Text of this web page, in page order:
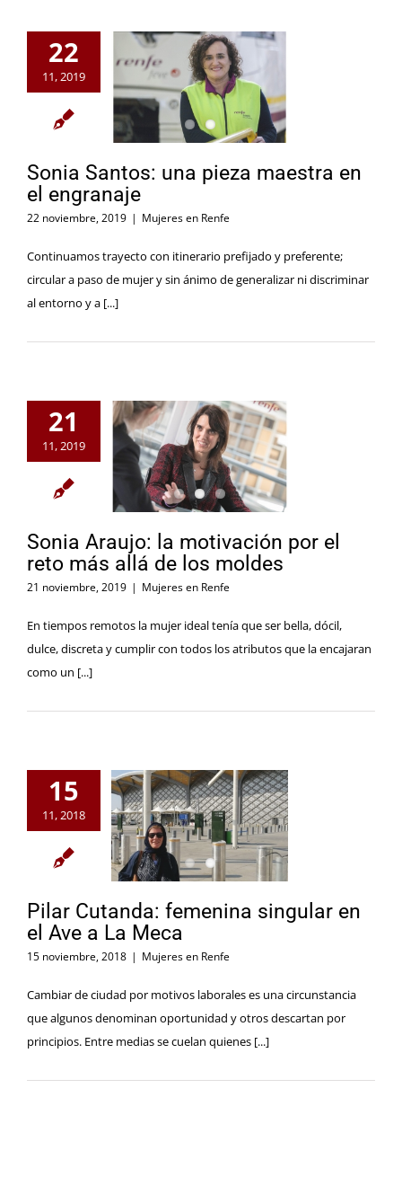
22
11, 2019
Sonia Santos: una pieza maestra en
el engranaje
22 noviembre, 2019 | Mujeres en Renfe
Continuamos trayecto con itinerario prefijado y preferente;
circular a paso de mujer y sin ánimo de generalizar ni discriminar
al entorno y a [...]
21
11, 2019
Sonia Araujo: la motivación por el
reto más allá de los moldes
21 noviembre, 2019 | Mujeres en Renfe
En tiempos remotos la mujer ideal tenía que ser bella, dócil,
dulce, discreta y cumplir con todos los atributos que la encajaran
como un [...]
15
11, 2018
Pilar Cutanda: femenina singular en
el Ave a La Meca
15 noviembre, 2018 | Mujeres en Renfe
Cambiar de ciudad por motivos laborales es una circunstancia
que algunos denominan oportunidad y otros descartan por
principios. Entre medias se cuelan quienes [...]